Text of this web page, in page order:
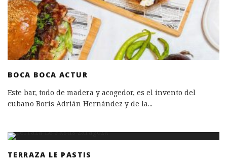
BOCA BOCA ACTUR
Este bar, todo de madera y acogedor, es el invento del
cubano Boris Adrián Hernández y de la...
TERRAZA LE PASTIS